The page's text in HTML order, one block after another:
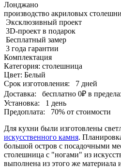
Лонджано
производство акриловых
Эксклюзивный проект
3D-проект в подарок
Бесплатный замер
3 года гарантии
Комплектация
Категория: столешница
Цвет: Белый
Срок изготовления:
7 дней
Доставка:
бесплатно 0₽ в
Установка:
1 день
Предоплата:
70% от стоимости
Для кухни были изготовлены
искусственного камня.
большой остров с посадочными
столешница с "ногами" из
выполнена из этого же материала